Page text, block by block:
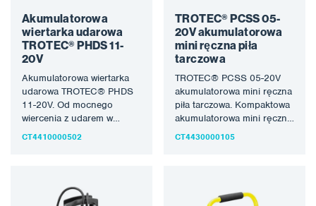
Akumulatorowa
wiertarka udarowa
TROTEC® PHDS 11-
20V
Akumulatorowa wiertarka
udarowa TROTEC® PHDS
11-20V. Od mocnego
wiercenia z udarem w
twardym murze po
CT4410000502
TROTEC® PCSS 05-
20V akumulatorowa
mini ręczna piła
tarczowa
TROTEC® PCSS 05-20V
akumulatorowa mini ręczna
piła tarczowa. Kompaktowa
akumulatorowa mini ręczna
pilarka tarczowa PCSS 05-
CT4430000105